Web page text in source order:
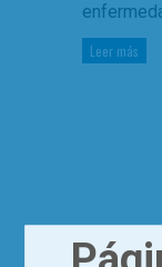
Leer más